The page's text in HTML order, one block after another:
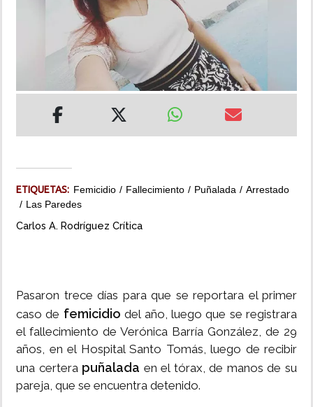
INSÓLITAS
IMPRESO
ETIQUETAS: Femicidio Fallecimiento Puñalada
Arrestado
Las Paredes
Carlos A. Rodríguez Crítica
Pasaron trece días para que se reportara el primer
caso de femicidio del año, luego que se registrara
el fallecimiento de Verónica Barría González, de 29
años, en el Hospital Santo Tomás, luego de recibir
una certerapuñalada en el tórax, de manos de su
pareja, que se encuentra detenido.